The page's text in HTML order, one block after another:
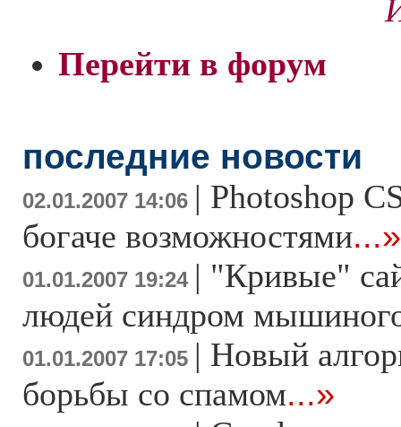
Перейти в форум
последние новости
02.01.2007 14:06 | Photoshop
богаче возможностями...»
01.01.2007 19:24 | "Кривые"
людей синдром
01.01.2007 17:05 | Новый
борьбы со спамом...»